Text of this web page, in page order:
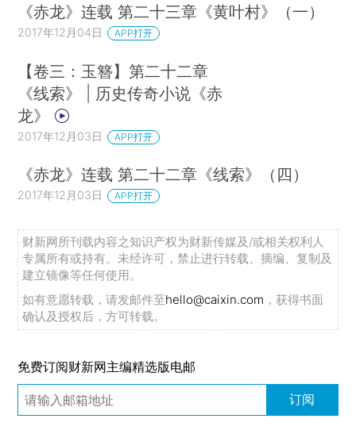
《赤龙》连载 第二十三章《黄叶村》（一）
2017年12月04日 APP打开
【卷三：玉簪】第二十二章
《线索》 | 历史传奇小说《赤
龙》
2017年12月03日 APP打开
《赤龙》连载 第二十二章《线索》（四）
2017年12月03日 APP打开
财新网所刊载内容之知识产权为财新传媒及/或相关权利人
专属所有或持有。未经许可，禁止进行转载、摘编、复制及
建立镜像等任何使用。
如有意愿转载，请发邮件至hello@caixin.com ，获得书面
确认及授权后，方可转载。
免费订阅财新网主编精选版电邮
订阅